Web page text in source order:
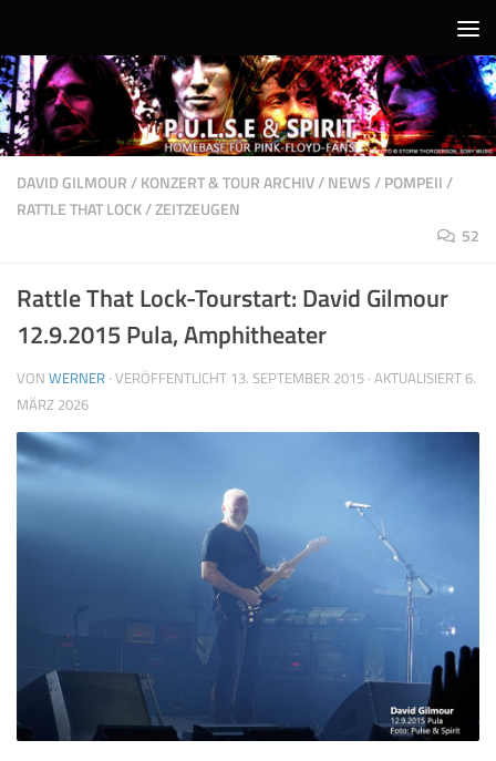
DAVID GILMOUR/KONZERT & TOUR ARCHIV/NEWS/POMPEII/
RATTLE THAT LOCK/ZEITZEUGEN
52
Rattle That Lock-Tourstart: David Gilmour
12.9.2015 Pula, Amphitheater
VON WERNER · VERÖFFENTLICHT 13. SEPTEMBER 2015 · AKTUALISIERT6.
MÄRZ 2026